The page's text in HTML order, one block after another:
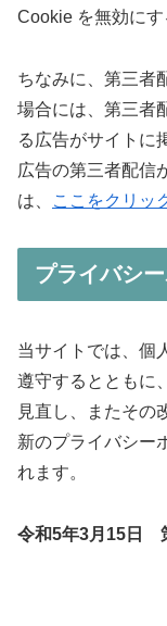
Cookie を無効にす
ちなみに、第三者
場合には、第三者
る広告がサイトに
広告の第三者配信
は、
ここをクリッ
プライバシ
当サイトでは、個
遵守するとともに
見直し、またその
新のプライバシー
れます。
令和5年3月15日